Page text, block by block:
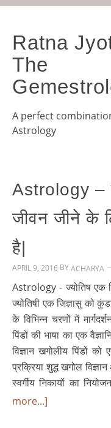
Ratna
The
A perfect
Astrology
Astrology –
जीवन जीने के
है|
APRIL 9, 2016 BYACHARYA
Astrology - ज्योतिष एक
ज्योतिषी एक जिज्ञासु को
के विभिन्न चरणों में
पिंडों की भाषा का एक
विज्ञान खगोलीय पिंडों
प्रक्रिया शुद्ध खगोल
स्वर्गीय निकायों का
more...]